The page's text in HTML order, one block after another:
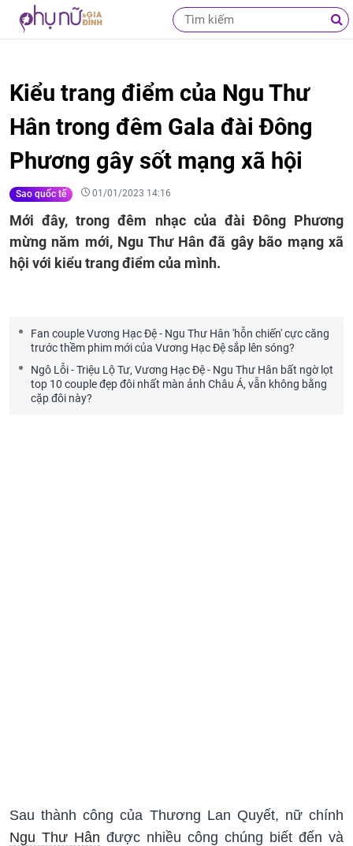
Kiểu trang điểm của Ngu Thư
Hân trong đêm Gala đài Đông
Phương gây sốt mạng xã hội
Sao quốc tế 01/01/2023 14:16
Mới đây, trong đêm nhạc của đài Đông Phương
mừng năm mới, Ngu Thư Hân đã gây bão mạng xã
hội với kiểu trang điểm của mình.
Fan couple Vương Hạc Đệ - Ngu Thư Hân 'hỗn chiến' cực căng
trước thềm phim mới của Vương Hạc Đệ sắp lên sóng?
Ngô Lỗi - Triệu Lộ Tư, Vương Hạc Đệ - Ngu Thư Hân bất ngờ lọt
top 10 couple đẹp đôi nhất màn ảnh Châu Á, vẫn không bằng
cặp đôi này?
Sau thành công của Thương Lan Quyết, nữ chính
Ngu Thư Hân được nhiều công chúng biết đến và